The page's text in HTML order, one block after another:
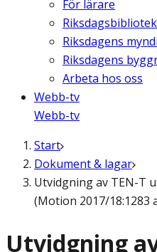
För lärare
Riksdagens
Riksdagens
Arbeta hos oss
Webb-tv
Webb-tv
Start
Dokument & lagar
Utvidgning av TEN-T
(Motion 2017/18:1283
Utvidgning